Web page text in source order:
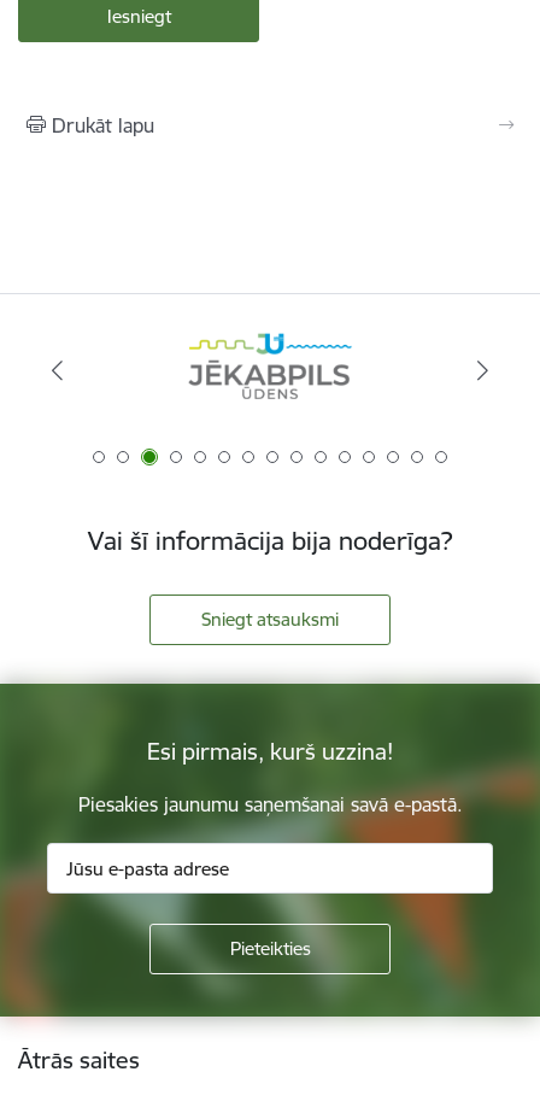
Drukāt lapu
Vai šī informācija bija noderīga?
Sniegt atsauksmi
Esi pirmais, kurš uzzina!
Piesakies jaunumu saņemšanai savā e-pastā.
Kājene
Ātrās saites